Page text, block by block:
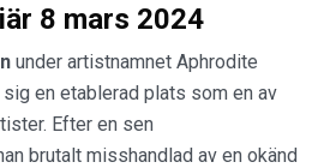
8 mars 2024
under artistnamnet Aphrodite
en etablerad plats som en av
Efter en sen
brutalt misshandlad av en okänd